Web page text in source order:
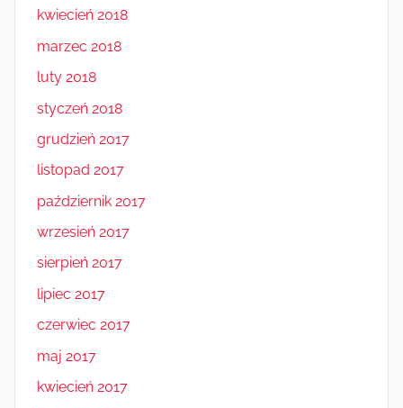
kwiecień 2018
marzec 2018
luty 2018
styczeń 2018
grudzień 2017
listopad 2017
październik 2017
wrzesień 2017
sierpień 2017
lipiec 2017
czerwiec 2017
maj 2017
kwiecień 2017